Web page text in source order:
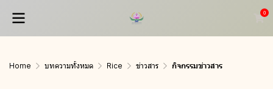
0
Home บทความทั้งหมด Rice ข่าวสาร กิจกรรมข่าวสาร